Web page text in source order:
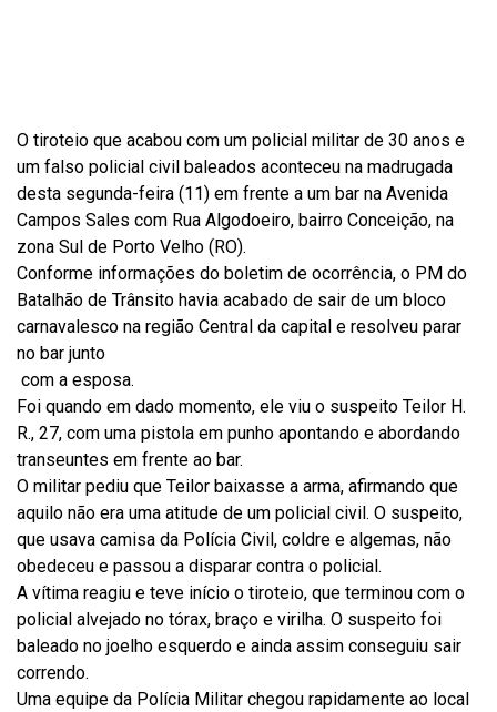
O tiroteio que acabou com um policial militar de 30 anos e
um falso policial civil baleados aconteceu na madrugada
desta segunda-feira (11) em frente a um bar na Avenida
Campos Sales com Rua Algodoeiro, bairro Conceição, na
zona Sul de Porto Velho (RO).
Conforme informações do boletim de ocorrência, o PM do
Batalhão de Trânsito havia acabado de sair de um bloco
carnavalesco na região Central da capital e resolveu parar
no bar junto
com a esposa.
Foi quando em dado momento, ele viu o suspeito Teilor H.
R., 27, com uma pistola em punho apontando e abordando
transeuntes em frente ao bar.
O militar pediu que Teilor baixasse a arma, afirmando que
aquilo não era uma atitude de um policial civil. O suspeito,
que usava camisa da Polícia Civil, coldre e algemas, não
obedeceu e passou a disparar contra o policial.
A vítima reagiu e teve início o tiroteio, que terminou com o
policial alvejado no tórax, braço e virilha. O suspeito foi
baleado no joelho esquerdo e ainda assim conseguiu sair
correndo.
Uma equipe da Polícia Militar chegou rapidamente ao local